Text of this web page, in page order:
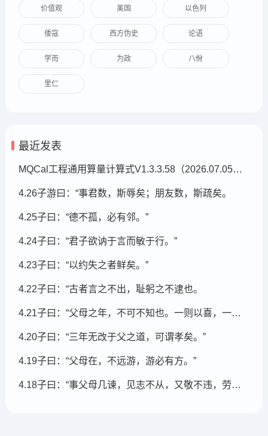
价值观 美国 以色列
倭寇 西方伪史 论语
学而 为政 八佾
里仁
最近发表
MQCal工程通用算量计算式V1.3.3.58（2026.07.05发布）
4.26子游曰：“事君数，斯辱矣；朋友数，斯疏矣。
4.25子曰：“德不孤，必有邻。”
4.24子曰：“君子欲讷于言而敏于行。”
4.23子曰：“以约失之者鲜矣。”
4.22子曰：“古者言之不出，耻躬之不逮也。
4.21子曰：“父母之年，不可不知也。一则以喜，一则以惧。
4.20子曰：“三年无改于父之道，可谓孝矣。”
4.19子曰：“父母在，不远游，游必有方。”
4.18子曰：“事父母几谏，见志不从，又敬不违，劳而不怨。”